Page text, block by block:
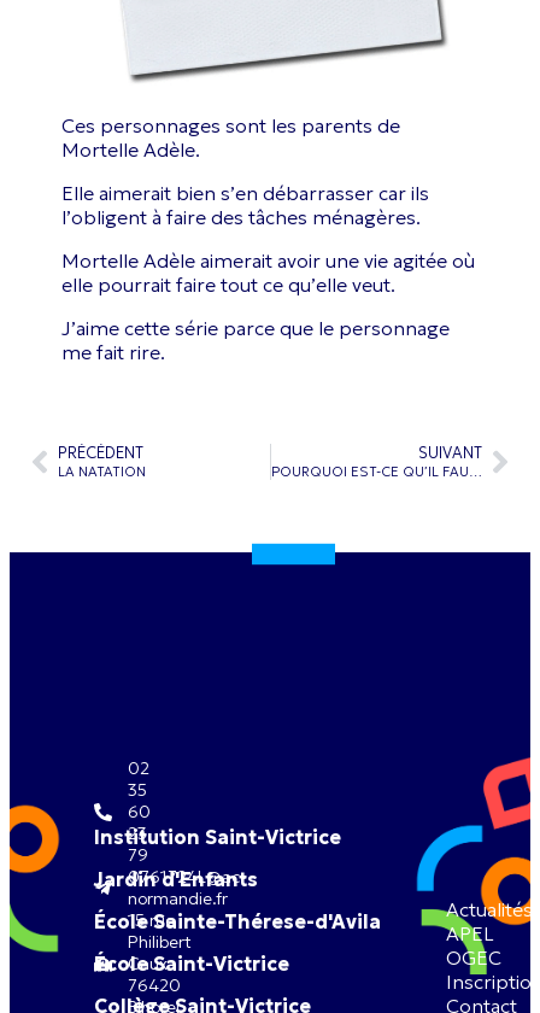
Ces personnages sont les parents de
Mortelle Adèle.
Elle aimerait bien s’en débarrasser car ils
l’obligent à faire des tâches ménagères.
Mortelle Adèle aimerait avoir une vie agitée où
elle pourrait faire tout ce qu’elle veut.
J’aime cette série parce que le personnage
me fait rire.
PRÉCÉDENT
LA NATATION
SUIVANT
POURQUOI EST-CE QU’IL FAUT REGARDER LA COUPE DU MONDE DE FOOTBALL 2026
02
35
60
23
79
0761724L@ac-
normandie.fr
15 rue
Philibert
Caux
76420
Bihorel
Institution Saint-Victrice
Jardin d'Enfants
École Sainte-Thérese-d'Avila
École Saint-Victrice
Collège Saint-Victrice
Actualités
APEL
OGEC
Contact